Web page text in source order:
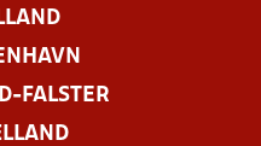
FALSTER